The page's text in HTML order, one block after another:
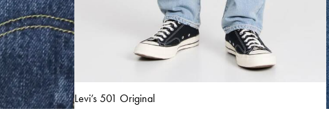
Levi’s 501 Original